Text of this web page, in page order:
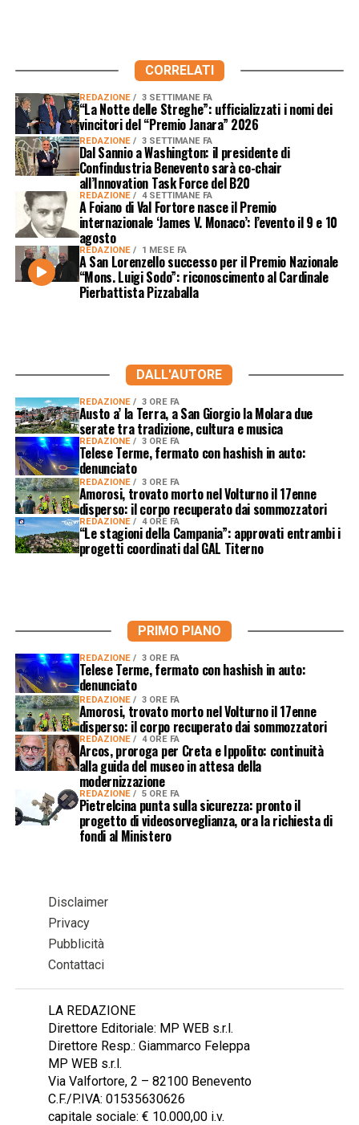
CORRELATI
REDAZIONE 3 SETTIMANE FA
“La Notte delle Streghe”: ufficializzati i nomi dei
vincitori del “Premio Janara” 2026
REDAZIONE 3 SETTIMANE FA
Dal Sannio a Washington: il presidente di
Confindustria Benevento sarà co-chair
all’Innovation Task Force del B20
REDAZIONE 4 SETTIMANE FA
A Foiano di Val Fortore nasce il Premio
internazionale ‘James V. Monaco’: l’evento il 9 e 10
agosto
REDAZIONE 1 MESE FA
A San Lorenzello successo per il Premio Nazionale
“Mons. Luigi Sodo”: riconoscimento al Cardinale
Pierbattista Pizzaballa
DALL'AUTORE
REDAZIONE 3 ORE FA
Austo a’ la Terra, a San Giorgio la Molara due
serate tra tradizione, cultura e musica
REDAZIONE 3 ORE FA
Telese Terme, fermato con hashish in auto:
denunciato
REDAZIONE 3 ORE FA
Amorosi, trovato morto nel Volturno il 17enne
disperso: il corpo recuperato dai sommozzatori
REDAZIONE 4 ORE FA
“Le stagioni della Campania”: approvati entrambi i
progetti coordinati dal GAL Titerno
PRIMO PIANO
REDAZIONE 3 ORE FA
Telese Terme, fermato con hashish in auto:
denunciato
REDAZIONE 3 ORE FA
Amorosi, trovato morto nel Volturno il 17enne
disperso: il corpo recuperato dai sommozzatori
REDAZIONE 4 ORE FA
Arcos, proroga per Creta e Ippolito: continuità
alla guida del museo in attesa della
modernizzazione
REDAZIONE 5 ORE FA
Pietrelcina punta sulla sicurezza: pronto il
progetto di videosorveglianza, ora la richiesta di
fondi al Ministero
Disclaimer
Privacy
Pubblicità
Contattaci
LA REDAZIONE
Direttore Editoriale: MP WEB s.r.l.
Direttore Resp.: Giammarco Feleppa
MP WEB s.r.l.
Via Valfortore, 2 – 82100 Benevento
C.F./P.IVA: 01535630626
capitale sociale: € 10.000,00 i.v.